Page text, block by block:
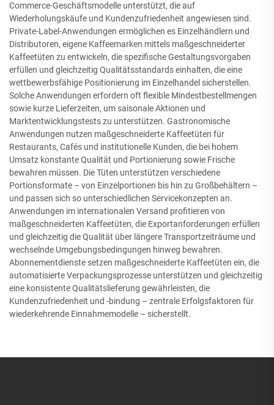
Commerce-Geschäftsmodelle unterstützt, die auf
Wiederholungskäufe und Kundenzufriedenheit angewiesen sind.
Private-Label-Anwendungen ermöglichen es Einzelhändlern und
Distributoren, eigene Kaffeemarken mittels maßgeschneiderter
Kaffeetüten zu entwickeln, die spezifische Gestaltungsvorgaben
erfüllen und gleichzeitig Qualitätsstandards einhalten, die eine
wettbewerbsfähige Positionierung im Einzelhandel sicherstellen.
Solche Anwendungen erfordern oft flexible Mindestbestellmengen
sowie kurze Lieferzeiten, um saisonale Aktionen und
Marktentwicklungstests zu unterstützen. Gastronomische
Anwendungen nutzen maßgeschneiderte Kaffeetüten für
Restaurants, Cafés und institutionelle Kunden, die bei hohem
Umsatz konstante Qualität und Portionierung sowie Frische
bewahren müssen. Die Tüten unterstützen verschiedene
Portionsformate – von Einzelportionen bis hin zu Großbehältern –
und passen sich so unterschiedlichen Servicekonzepten an.
Anwendungen im internationalen Versand profitieren von
maßgeschneiderten Kaffeetüten, die Exportanforderungen erfüllen
und gleichzeitig die Qualität über längere Transportzeiträume und
wechselnde Umgebungsbedingungen hinweg bewahren.
Abonnementdienste setzen maßgeschneiderte Kaffeetüten ein, die
automatisierte Verpackungsprozesse unterstützen und gleichzeitig
eine konsistente Qualitätslieferung gewährleisten, die
Kundenzufriedenheit und -bindung – zentrale Erfolgsfaktoren für
wiederkehrende Einnahmemodelle – sicherstellt.